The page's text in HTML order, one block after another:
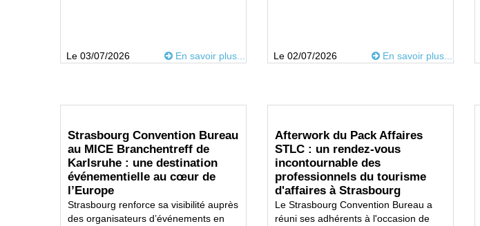
Le 03/07/2026 En savoir plus... Le 02/07/2026 En savoir plus...
Strasbourg Convention Bureau
au MICE Branchentreff de
Karlsruhe : une destination
événementielle au cœur de
l’Europe
Strasbourg renforce sa visibilité auprès
des organisateurs d’événements en
Afterwork du Pack Affaires
STLC : un rendez-vous
incontournable des
professionnels du tourisme
d'affaires à Strasbourg
Le Strasbourg Convention Bureau a
réuni ses adhérents à l'occasion de